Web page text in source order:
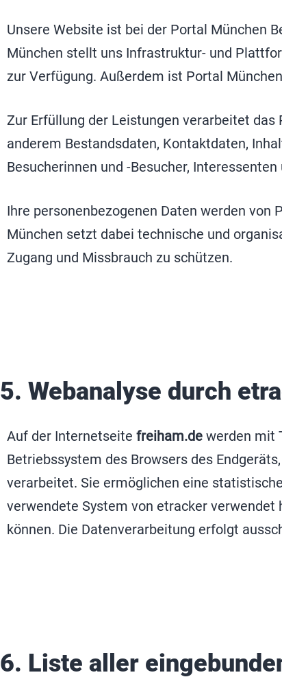
Unsere Website ist bei der Portal München
München stellt uns Infrastruktur- und
zur Verfügung. Außerdem ist Portal
Zur Erfüllung der Leistungen verarbeitet
anderem Bestandsdaten, Kontaktdaten,
Besucherinnen und -Besucher,
Ihre personenbezogenen Daten werden von
München setzt dabei technische und
Zugang und Missbrauch zu schützen.
5. Webanalyse durch
Auf der Internetseite freiham.de werden mit
Betriebssystem des Browsers des
verarbeitet. Sie ermöglichen eine
verwendete System von etracker
können. Die Datenverarbeitung erfolgt
6. Liste aller